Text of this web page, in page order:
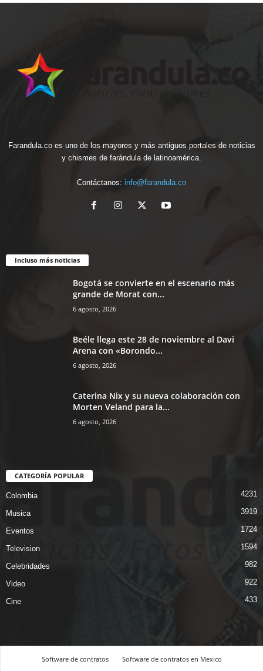
Farandula.co es uno de los mayores y más antiguos portales de noticias
y chismes de farándula de latinoamérica.
Contáctanos: info@farandula.co
Incluso más noticias
Bogotá se convierte en el escenario más
grande de Morat con...
6 agosto, 2026
Beéle llega este 28 de noviembre al Davi
Arena con «Borondo...
6 agosto, 2026
Caterina Nix y su nueva colaboración con
Morten Veland para la...
6 agosto, 2026
CATEGORÍA POPULAR
Colombia 4231
Musica 3919
Eventos 1724
Television 1594
Celebridades 982
Video 922
Cine 433
Software de contratos Software de contratos en Mexico